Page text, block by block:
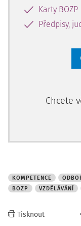
Nově
dovednosti,
oblasti BOZP. 69
Karty BOZP
Předpisy,
Chcete
KOMPETENCE
BOZP
VZDĚLÁVÁNÍ
Tisknout